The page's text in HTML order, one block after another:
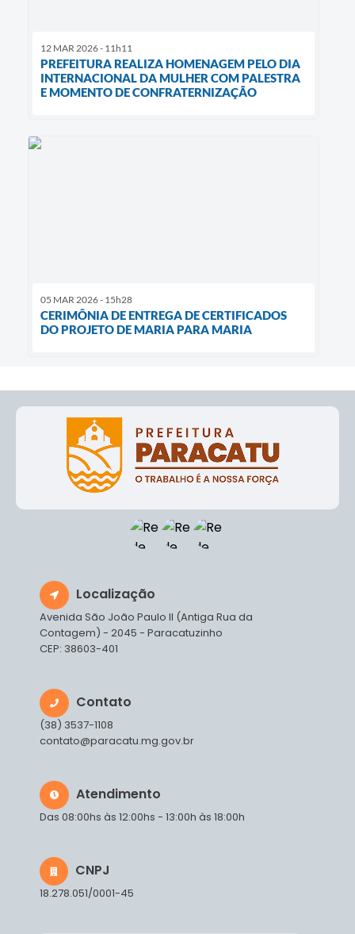
12 MAR 2026 - 11h11
PREFEITURA REALIZA HOMENAGEM PELO DIA
INTERNACIONAL DA MULHER COM PALESTRA
E MOMENTO DE CONFRATERNIZAÇÃO
05 MAR 2026 - 15h28
CERIMÔNIA DE ENTREGA DE CERTIFICADOS
DO PROJETO DE MARIA PARA MARIA
Localização
Avenida São João Paulo II (Antiga Rua da
Contagem) - 2045 - Paracatuzinho
CEP: 38603-401
Contato
(38) 3537-1108
contato@paracatu.mg.gov.br
Atendimento
Das 08:00hs às 12:00hs - 13:00h às 18:00h
CNPJ
18.278.051/0001-45